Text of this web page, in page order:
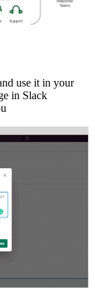
use it in your
in Slack